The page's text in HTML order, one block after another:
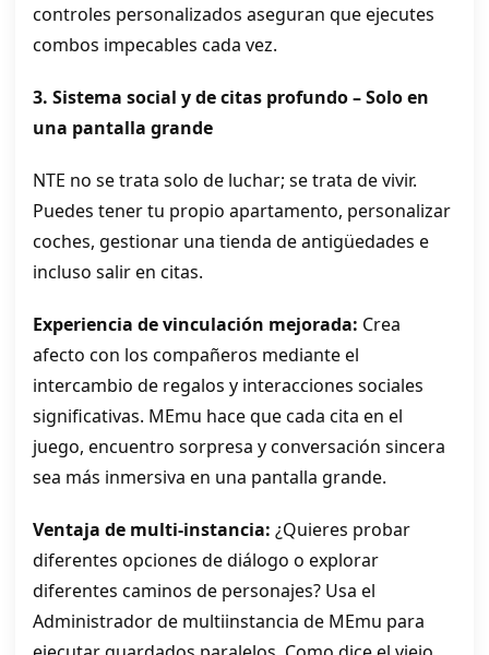
controles personalizados aseguran que ejecutes
combos impecables cada vez.
3. Sistema social y de citas profundo – Solo en
una pantalla grande
NTE no se trata solo de luchar; se trata de vivir.
Puedes tener tu propio apartamento, personalizar
coches, gestionar una tienda de antigüedades e
incluso salir en citas.
Experiencia de vinculación mejorada: Crea
afecto con los compañeros mediante el
intercambio de regalos y interacciones sociales
significativas. MEmu hace que cada cita en el
juego, encuentro sorpresa y conversación sincera
sea más inmersiva en una pantalla grande.
Ventaja de multi‑instancia: ¿Quieres probar
diferentes opciones de diálogo o explorar
diferentes caminos de personajes? Usa el
Administrador de multiinstancia de MEmu para